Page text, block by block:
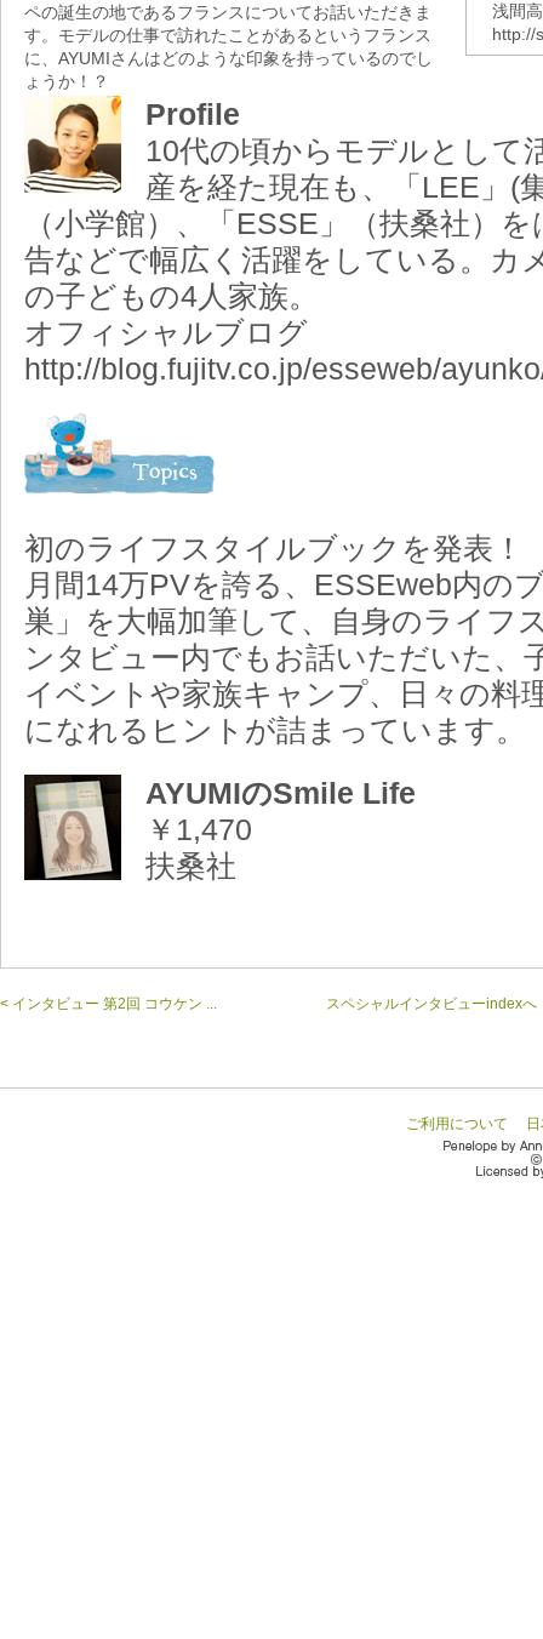
ペの誕生の地であるフランスについてお話いただきま
す。モデルの仕事で訪れたことがあるというフランス
に、AYUMIさんはどのような印象を持っているのでし
ょうか！？
浅間高
http://
Profile
10代の頃からモデルとして
産を経た現在も、「LEE」(
（小学館）、「ESSE」（扶桑社）
告などで幅広く活躍をしている。カ
の子どもの4人家族。
オフィシャルブログ
http://blog.fujitv.co.jp/esseweb/
初のライフスタイルブックを発表！
月間14万PVを誇る、ESSEweb内の
巣」を大幅加筆して、自身のライフ
ンタビュー内でもお話いただいた、
イベントや家族キャンプ、日々の料
になれるヒントが詰まっています。
AYUMIのSmile Life
￥1,470
扶桑社
< インタビュー 第2回 コウケン ... スペシャルインタビューindexへ
ご利用について